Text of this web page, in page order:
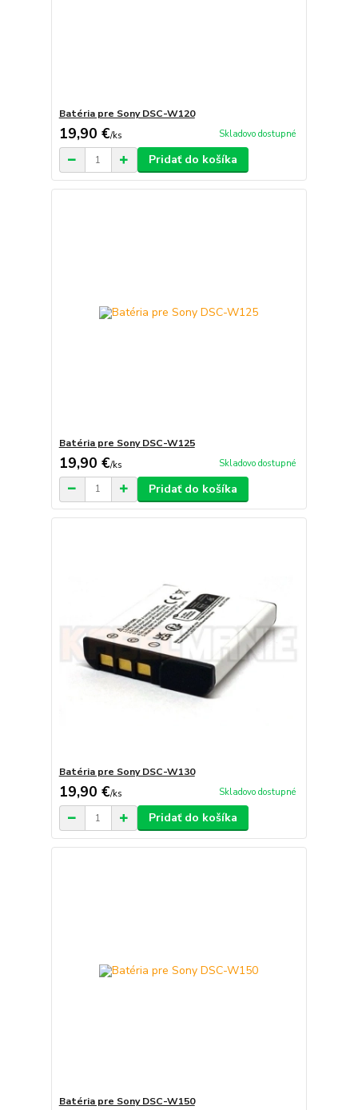
Batéria pre Sony DSC-W120
19,90 €/ks Skladovo dostupné
Pridať do košíka
Batéria pre Sony DSC-W125
19,90 €/ks Skladovo dostupné
Pridať do košíka
Batéria pre Sony DSC-W130
19,90 €/ks Skladovo dostupné
Pridať do košíka
Batéria pre Sony DSC-W150